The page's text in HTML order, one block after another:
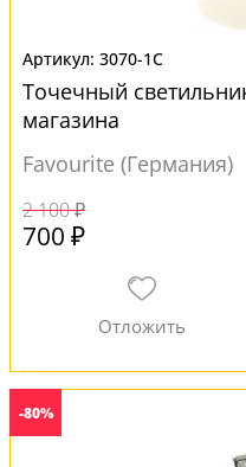
3070-1C
Точечный
магазина
Favourite (Германия)
2 100 ₽
700 ₽
-80%